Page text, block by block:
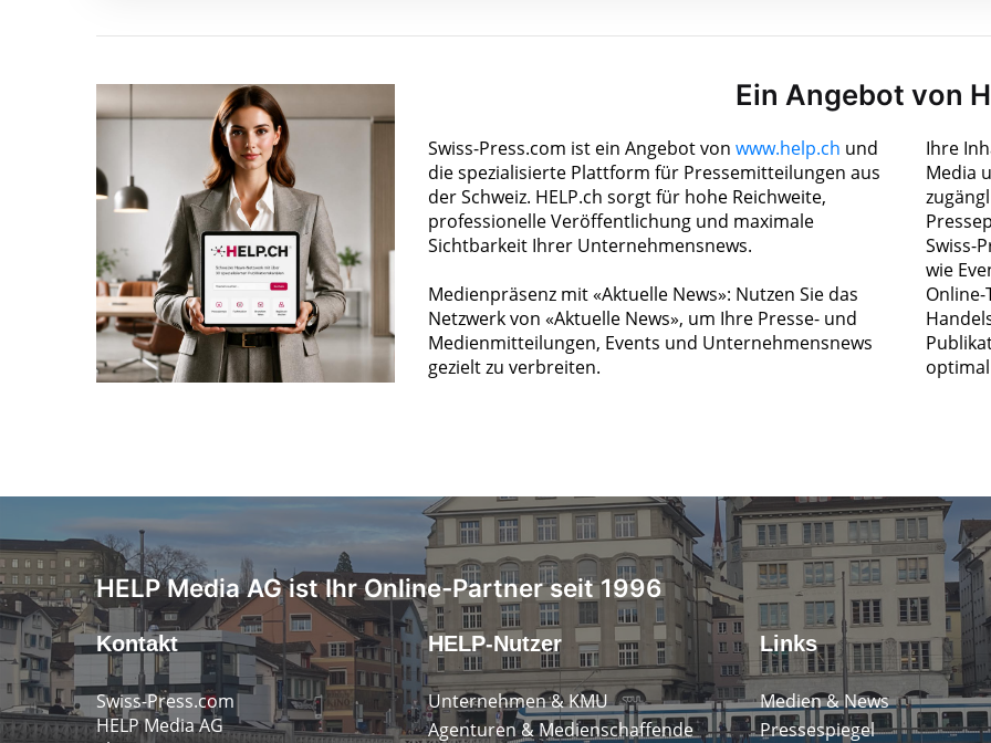
Ein Angebot von
Swiss-Press.com ist ein Angebot von www.help.ch und
die spezialisierte Plattform für Pressemitteilungen aus
der Schweiz. HELP.ch sorgt für hohe Reichweite,
professionelle Veröffentlichung und maximale
Sichtbarkeit Ihrer Unternehmensnews.
Medienpräsenz mit «Aktuelle News»: Nutzen Sie das
Netzwerk von «Aktuelle News», um Ihre Presse- und
Medienmitteilungen, Events und Unternehmensnews
gezielt zu verbreiten.
Ihre
Media
Swiss-
wie
HELP Media AG ist Ihr Online-Partner seit 1996
Kontakt
Swiss-Press.com
HELP Media AG
HELP-Nutzer
Unternehmen & KMU
Agenturen & Medienschaffende
Links
Medien & News
Pressespiegel